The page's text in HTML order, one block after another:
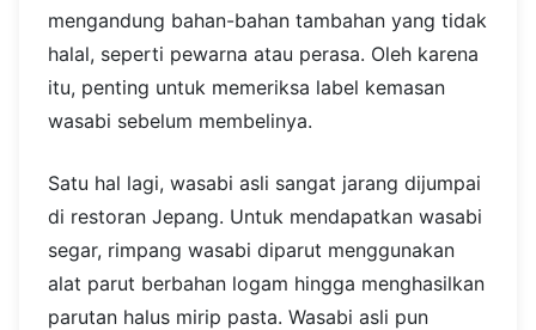
mengandung bahan-bahan tambahan yang tidak
halal, seperti pewarna atau perasa. Oleh karena
itu, penting untuk memeriksa label kemasan
wasabi sebelum membelinya.
Satu hal lagi, wasabi asli sangat jarang dijumpai
di restoran Jepang. Untuk mendapatkan wasabi
segar, rimpang wasabi diparut menggunakan
alat parut berbahan logam hingga menghasilkan
parutan halus mirip pasta. Wasabi asli pun